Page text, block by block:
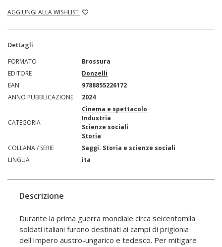
AGGIUNGI ALLA WISHLIST
Dettagli
FORMATO
Brossura
EDITORE
Donzelli
EAN
9788855226172
ANNO PUBBLICAZIONE
2024
CATEGORIA
Cinema e spettacolo
Industria
Scienze sociali
Storia
COLLANA / SERIE
Saggi. Storia e scienze sociali
LINGUA
ita
Descrizione
Durante la prima guerra mondiale circa seicentomila
soldati italiani furono destinati ai campi di prigionia
dell'Impero austro-ungarico e tedesco. Per mitigare